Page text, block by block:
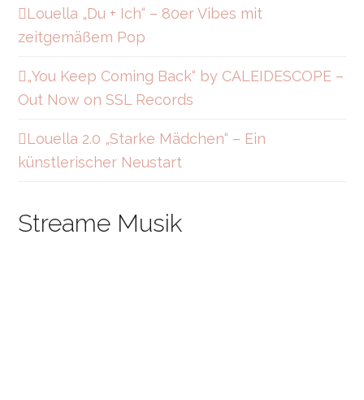
a
m
k
Louella „Du + Ich“ – 80er Vibes mit
zeitgemäßem Pop
„You Keep Coming Back“ by CALEIDESCOPE –
Out Now on SSL Records
Louella 2.0 „Starke Mädchen“ – Ein
künstlerischer Neustart
Streame Musik